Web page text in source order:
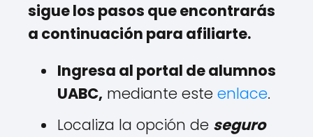
sigue los pasos que encontrarás
a continuación para afiliarte.
Ingresa al portal de alumnos
UABC, mediante este enlace.
Localiza la opción de seguro